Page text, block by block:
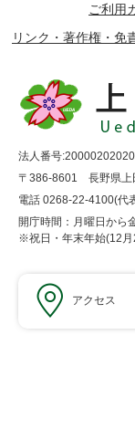
ご利用
リンク・著作権・免
法人番号
〒386-8601 長野県上
電話 0268-22-4100(代
開庁時間：月曜日から
※祝日・年末年始(12月
アクセス